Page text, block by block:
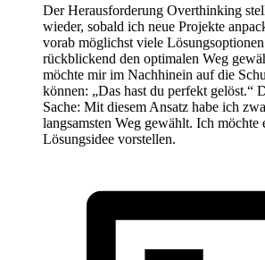
Der Herausforderung Overthinking
wieder, sobald ich neue Projekte
vorab möglichst viele
rückblickend den optimalen Weg
möchte mir im Nachhinein auf die
können: „Das hast du perfekt gelöst.“
Sache: Mit diesem Ansatz habe ich
langsamsten Weg gewählt. Ich möchte
Lösungsidee vorstellen.